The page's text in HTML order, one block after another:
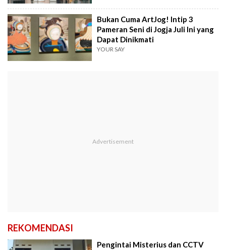
Bukan Cuma ArtJog! Intip 3
Pameran Seni di Jogja Juli Ini yang
Dapat Dinikmati
YOUR SAY
REKOMENDASI
Pengintai Misterius dan CCTV